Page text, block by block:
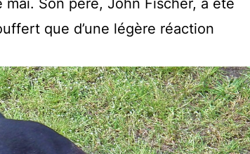
Son père, John Fischer, a été
que d’une légère réaction